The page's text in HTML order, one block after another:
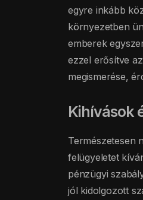
egyre inkább
környezetben
emberek
ezzel erősítve
megismerése,
Kihívások
Természetesen
felügyeletet
pénzügyi
jól kidolgozott